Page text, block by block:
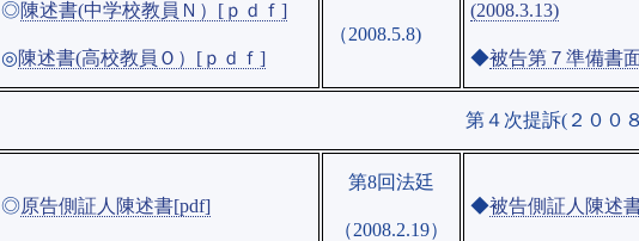
◎陳述書(中学校教員Ｎ）[ｐｄｆ]
◎陳述書(高校教員Ｏ）[ｐｄｆ]
（2008.5.8)
(2008.3.13)
◆被告第７準備書
第４次提訴(２００８年５
◎原告側証人陳述書[pdf]
第8回法廷
（2008.2.19）
◆被告側証人陳述